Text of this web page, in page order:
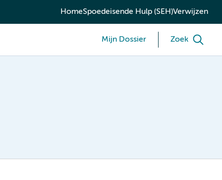
HomeSpoedeisende Hulp (SEH)Verwijzen
Mijn Dossier Zoek